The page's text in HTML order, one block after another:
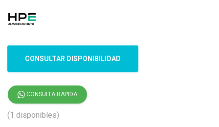
CONSULTAR DISPONIBILIDAD
CONSULTA RAPIDA
(1 disponibles)